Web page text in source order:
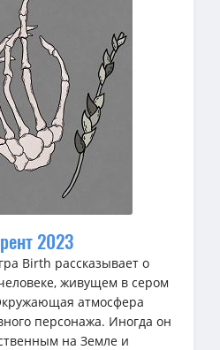
2023
Birth рассказывает о
живущем в сером
атмосфера
персонажа. Иногда он
на Земле и